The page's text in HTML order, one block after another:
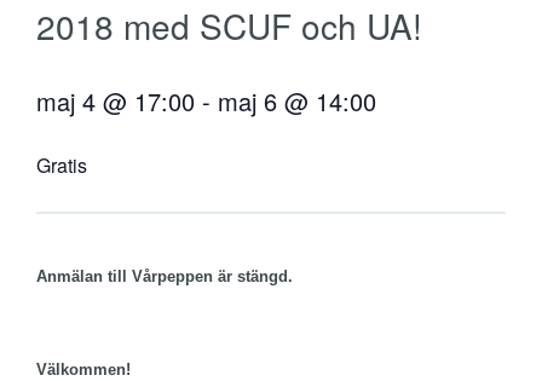
2018 med SCUF och UA!
maj 4 @ 17:00 - maj 6 @ 14:00
Gratis
Anmälan till Vårpeppen är stängd.
Välkommen!